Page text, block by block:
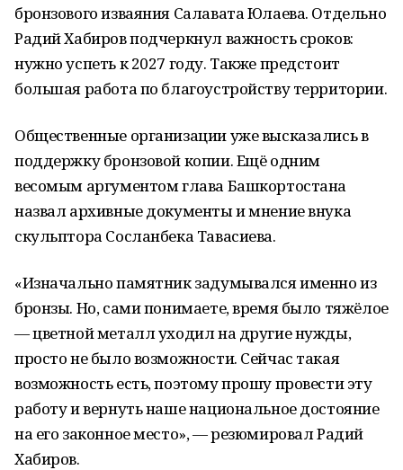
бронзового изваяния Салавата Юлаева. Отдельно
Радий Хабиров подчеркнул важность сроков:
нужно успеть к 2027 году. Также предстоит
большая работа по благоустройству территории.
Общественные организации уже высказались в
поддержку бронзовой копии. Ещё одним
весомым аргументом глава Башкортостана
назвал архивные документы и мнение внука
скульптора Сосланбека Тавасиева.
«Изначально памятник задумывался именно из
бронзы. Но, сами понимаете, время было тяжёлое
— цветной металл уходил на другие нужды,
просто не было возможности. Сейчас такая
возможность есть, поэтому прошу провести эту
работу и вернуть наше национальное достояние
на его законное место», — резюмировал Радий
Хабиров.